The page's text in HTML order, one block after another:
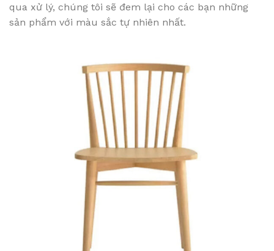
qua xử lý, chúng tôi sẽ đem lại cho các bạn những
sản phẩm với màu sắc tự nhiên nhất.